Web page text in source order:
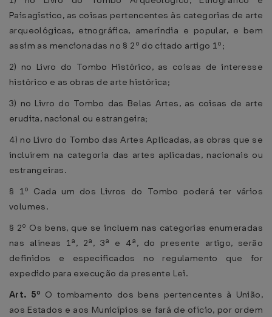
Paisagístico, as coisas pertencentes às categorias de arte
arqueológicas, etnográfica, ameríndia e popular, e bem
assim as mencionadas no § 2º do citado artigo 1º;
2) no Livro do Tombo Histórico, as coisas de interesse
histórico e as obras de arte histórica;
3) no Livro do Tombo das Belas Artes, as coisas de arte
erudita, nacional ou estrangeira;
4) no Livro do Tombo das Artes Aplicadas, as obras que se
incluírem na categoria das artes aplicadas, nacionais ou
estrangeiras.
§ 1º Cada um dos Livros do Tombo poderá ter vários
volumes.
§ 2º Os bens, que se incluem nas categorias enumeradas
nas alíneas 1ª, 2ª, 3ª e 4ª, do presente artigo, serão
definidos e especificados no regulamento que for
expedido para execução da presente Lei.
Art. 5º O tombamento dos bens pertencentes à União,
aos Estados e aos Municípios se fará de ofício, por ordem